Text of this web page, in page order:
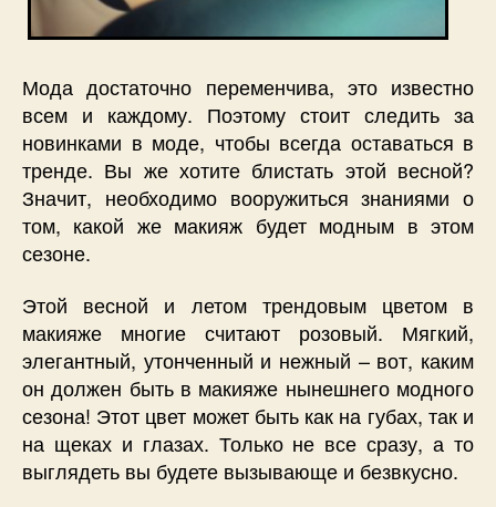
Мода достаточно переменчива, это известно
всем и каждому. Поэтому стоит следить за
новинками в моде, чтобы всегда оставаться в
тренде. Вы же хотите блистать этой весной?
Значит, необходимо вооружиться знаниями о
том, какой же макияж будет модным в этом
сезоне.
Этой весной и летом трендовым цветом в
макияже многие считают розовый. Мягкий,
элегантный, утонченный и нежный – вот, каким
он должен быть в макияже нынешнего модного
сезона! Этот цвет может быть как на губах, так и
на щеках и глазах. Только не все сразу, а то
выглядеть вы будете вызывающе и безвкусно.